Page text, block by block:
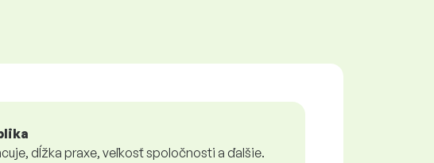
dĺžka praxe, veľkosť spoločnosti a ďalšie.